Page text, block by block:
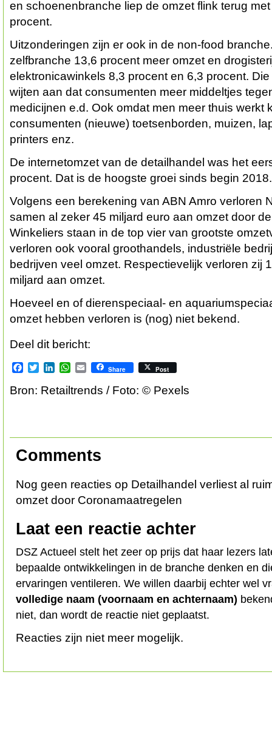
en schoenenbranche liep de omzet flink terug
procent.
Uitzonderingen zijn er ook in de non-food
zelfbranche 13,6 procent meer omzet en
elektronicawinkels 8,3 procent en 6,3 procent.
wijten aan dat consumenten meer middeltjes
medicijnen e.d. Ook omdat men meer thuis werkt
consumenten (nieuwe) toetsenborden, muizen,
printers enz.
De internetomzet van de detailhandel was het
procent. Dat is de hoogste groei sinds begin 2018.
Volgens een berekening van ABN Amro verloren
samen al zeker 45 miljard euro aan omzet door
Winkeliers staan in de top vier van grootste
verloren ook vooral groothandels, industriële
bedrijven veel omzet. Respectievelijk verloren zij
miljard aan omzet.
Hoeveel en of dierenspeciaal- en
omzet hebben verloren is (nog) niet bekend.
Deel dit bericht:
Facebook
TwitterLinkedInWhatsApp
EmailShare Post
Bron: Retailtrends / Foto: © Pexels
Comments
Nog geen reacties op Detailhandel verliest al
omzet door Coronamaatregelen
Laat een reactie achter
DSZ Actueel stelt het zeer op prijs dat haar lezers
bepaalde ontwikkelingen in de branche denken en
ervaringen ventileren. We willen daarbij echter wel
volledige naam (voornaam en achternaam)
niet, dan wordt de reactie niet geplaatst.
Reacties zijn niet meer mogelijk.